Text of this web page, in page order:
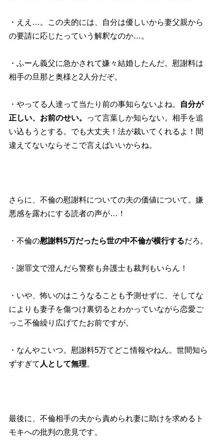
・ええ…。この夫的には、自分は優しいから妻父親から
の要請に応じたっていう解釈なのか…。
・ふーん義父に急かされて嫌々結婚したんだ。慰謝料は
相手の旦那と奥様と2人分だぞ。
・やってる人達って当たり前の事知らないよね。
自分が
正しい、お前のせい。
って言葉しか知らない。相手を追
い込もうとする。でも大丈夫！法が裁いてくれるよ！間
違えてないならそこで言えばいいからね。
さらに、不倫の慰謝料についての夫の価値について。嫌
悪感を露わにする読者の声が…！
・不倫の慰謝料5万だったら世の中不倫が横行するだろ。
・謝罪文で澄んだら警察も弁護士も裁判もいらん！
・いや、怖いのはこうなることも予測せずに、そしてな
によりも妻子を傷つけ裏切るとわかっていながら恋愛ご
っこ不倫繰り広げてたお前ですが。
・なんやこいつ。慰謝料5万てどこ情報やねん。世間知ら
ずすぎて 人として無理。
最後に、不倫相手の夫から責められ妻に助けを求めるト
モキへの批判の意見です。